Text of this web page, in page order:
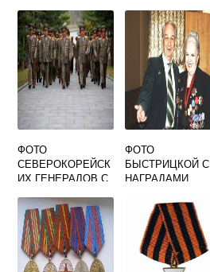
ФОТО
СЕВЕРОКОРЕЙСК
ИХ ГЕНЕРАЛОВ С
ФОТО
БЫСТРИЦКОЙ С
НАГРАДАМИ